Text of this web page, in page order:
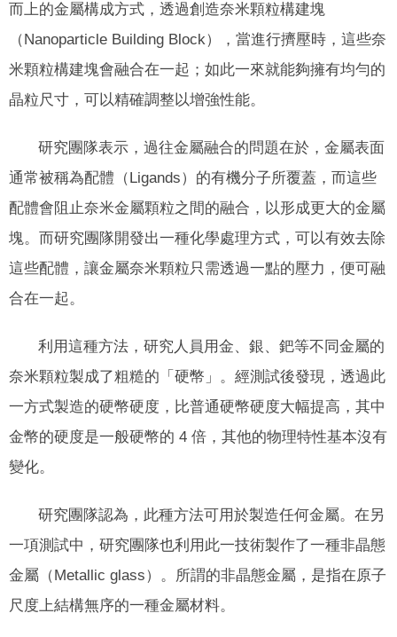
而上的金屬構成方式，透過創造奈米顆粒構建塊
（Nanoparticle Building Block），當進行擠壓時，這些奈
米顆粒構建塊會融合在一起；如此一來就能夠擁有均勻的
晶粒尺寸，可以精確調整以增強性能。
研究團隊表示，過往金屬融合的問題在於，金屬表面
通常被稱為配體（Ligands）的有機分子所覆蓋，而這些
配體會阻止奈米金屬顆粒之間的融合，以形成更大的金屬
塊。而研究團隊開發出一種化學處理方式，可以有效去除
這些配體，讓金屬奈米顆粒只需透過一點的壓力，便可融
合在一起。
利用這種方法，研究人員用金、銀、鈀等不同金屬的
奈米顆粒製成了粗糙的「硬幣」。經測試後發現，透過此
一方式製造的硬幣硬度，比普通硬幣硬度大幅提高，其中
金幣的硬度是一般硬幣的 4 倍，其他的物理特性基本沒有
變化。
研究團隊認為，此種方法可用於製造任何金屬。在另
一項測試中，研究團隊也利用此一技術製作了一種非晶態
金屬（Metallic glass）。所謂的非晶態金屬，是指在原子
尺度上結構無序的一種金屬材料。